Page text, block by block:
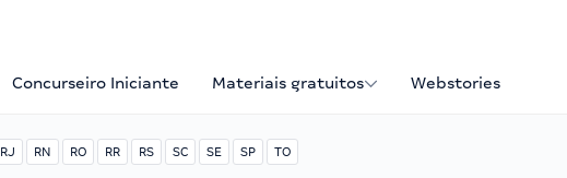
Concurseiro Iniciante Materiais gratuitos Webstories
RJ RN RO RR RS SC SE SP TO